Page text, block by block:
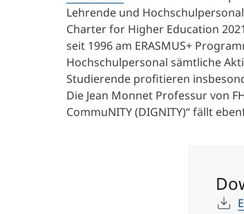
Lehrende und
Charter for Higher Education
seit 1996 am ERASMUS+
Hochschulpersonal sämtliche
Studierende profitieren
Die Jean Monnet Professur von
CommuNITY (DIGNITY)“ fällt